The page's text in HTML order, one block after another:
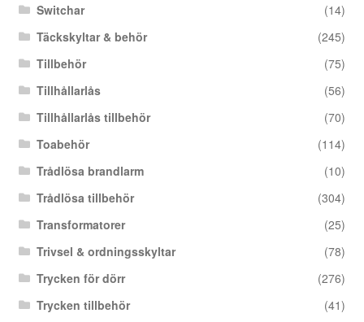
Switchar
(14)
Täckskyltar & behör
(245)
Tillbehör
(75)
Tillhållarlås
(56)
Tillhållarlås tillbehör
(70)
Toabehör
(114)
Trådlösa brandlarm
(10)
Trådlösa tillbehör
(304)
Transformatorer
(25)
Trivsel & ordningsskyltar
(78)
Trycken för dörr
(276)
Trycken tillbehör
(41)